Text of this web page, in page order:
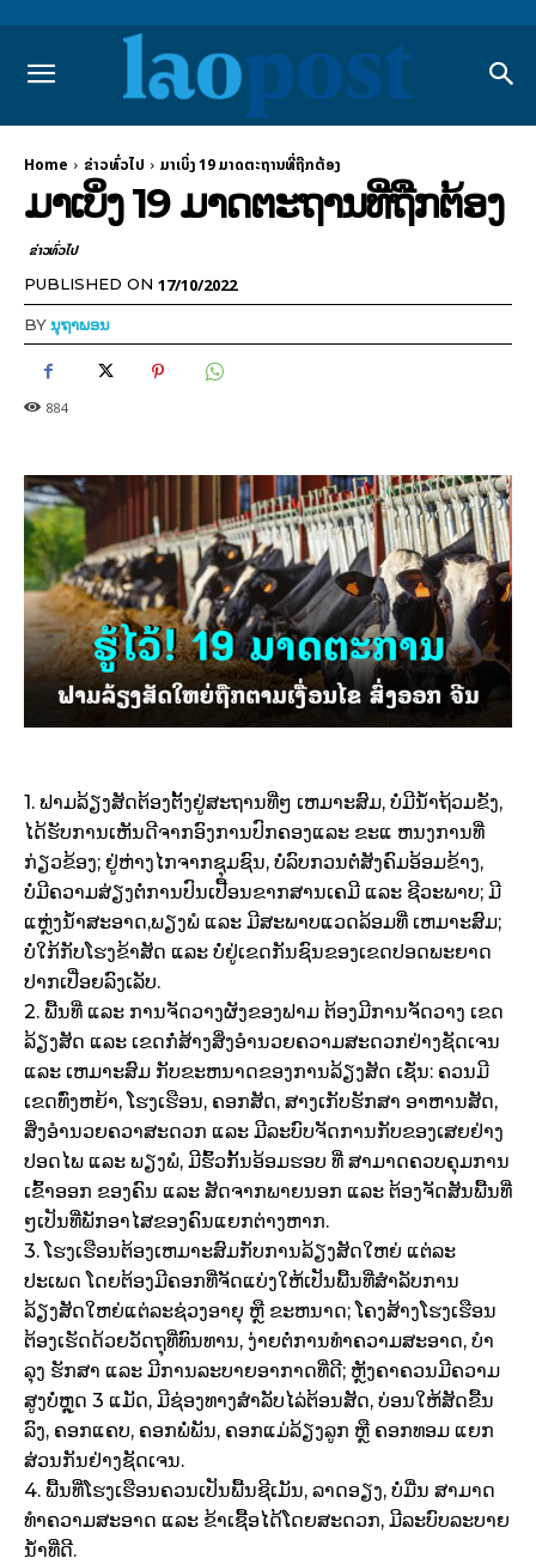
Home ຂ່າວທົ່ວໄປ ມາເບິ່ງ 19 ມາດຕະຖານທີ່ຖືກຕ້ອງ
ມາເບິ່ງ 19 ມາດຕະຖານທີ່ຖືກຕ້ອງ
ຂ່າວທົ່ວໄປ
PUBLISHED ON 17/10/2022
BYນຸຖາພອນ
884
1. ຟາມລ້ຽງສັດຕ້ອງຕັ້ງຢູ່ສະຖານທີ່ໆ ເຫມາະສົມ, ບໍ່ມີນ້ໍາຖ້ວມຂັງ,
ໄດ້ຮັບການເຫັນດີຈາກອົງການປົກຄອງແລະ ຂະແ ຫນງການທີ່
ກ່ຽວຂ້ອງ; ຢູ່ຫ່າງໄກຈາກຊຸມຊົນ, ບໍ່ລົບກວນຕໍ່ສັງຄົມອ້ອມຂ້າງ,
ບໍ່ມີຄວາມສ່ຽງຕໍ່ການປົນເປື້ອນຂາກສານເຄມີ ແລະ ຊີວະພາບ; ມີ
ແຫຼ່ງນ້ໍາສະອາດ,ພຽງພໍ ແລະ ມີສະພາບແວດລ້ອມທີ່ ເຫມາະສົມ;
ບໍ່ໃກ້ກັບໂຮງຂ້າສັດ ແລະ ບໍ່ຢູ່ເຂດກັນຊົນຂອງເຂດປອດພະຍາດ
ປາກເປື່ອຍລົງເລັບ.
2. ພື້ນທີ່ ແລະ ການຈັດວາງຜັງຂອງຟາມ ຕ້ອງມີການຈັດວາງ ເຂດ
ລ້ຽງສັດ ແລະ ເຂດກໍ່ສ້າງສິ່ງອໍານວຍຄວາມສະດວກຢ່າງຊັດເຈນ
ແລະ ເຫມາະສົມ ກັບຂະຫນາດຂອງການລ້ຽງສັດ ເຊັ່ນ: ຄວນມີ
ເຂດທົ່ງຫຍ້າ, ໂຮງເຮືອນ, ຄອກສັດ, ສາງເກັບຮັກສາ ອາຫານສັດ,
ສິ່ງອໍານວຍຄວາສະດວກ ແລະ ມີລະບົບຈັດການກັບຂອງເສຍຢ່າງ
ປອດໄພ ແລະ ພຽງພໍ, ມີຮົ້ວກັ້ນອ້ອມຮອບ ທີ່ ສາມາດຄວບຄຸມການ
ເຂົ້າອອກ ຂອງຄົນ ແລະ ສັດຈາກພາຍນອກ ແລະ ຕ້ອງຈັດສັນພື້ນທີ່
ໆເປັນທີ່ພັກອາໄສຂອງຄົນແຍກຕ່າງຫາກ.
3. ໂຮງເຮືອນຕ້ອງເຫມາະສົມກັບການລ້ຽງສັດໃຫຍ່ ແຕ່ລະ
ປະເພດ ໂດຍຕ້ອງມີຄອກທີ່ຈັດແບ່ງໃຫ້ເປັນພື້ນທີ່ສໍາລັບການ
ລ້ຽງສັດໃຫຍ່ແຕ່ລະຊ່ວງອາຍຸ ຫຼື ຂະຫນາດ; ໂຄງສ້າງໂຮງເຮືອນ
ຕ້ອງເຮັດດ້ວຍວັດຖຸທີ່ທົນທານ, ງ່າຍຕໍ່ການທໍາຄວາມສະອາດ, ບໍາ
ລຸງ ຮັກສາ ແລະ ມີການລະບາຍອາກາດທີ່ດີ; ຫຼັງຄາຄວນມີຄວາມ
ສູງບໍ່ຫຼຸດ 3 ແມັດ, ມີຊ່ອງທາງສໍາລັບໄລ່ຕ້ອນສັດ, ບ່ອນໃຫ້ສັດຂື້ນ
ລົງ, ຄອກແຄບ, ຄອກພໍ່ພັນ, ຄອກແມ່ລ້ຽງລູກ ຫຼື ຄອກທອມ ແຍກ
ສ່ວນກັນຢ່າງຊັດເຈນ.
4. ພື້ນທີ່ໂຮງເຮືອນຄວນເປັນພື້ນຊີເມັນ, ລາດອຽງ, ບໍ່ມື່ນ ສາມາດ
ທໍາຄວາມສະອາດ ແລະ ຂ້າເຊື້ອໄດ້ໂດຍສະດວກ, ມີລະບົບລະບາຍ
ນ້ໍາທີ່ດີ.